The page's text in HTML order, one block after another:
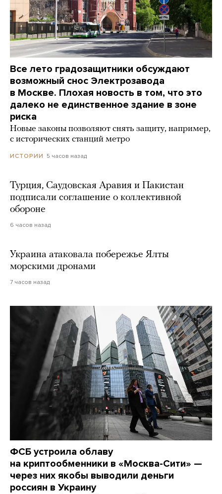
Все лето градозащитники обсуждают
возможный снос Электрозавода
в Москве. Плохая новость в том, что это
далеко не единственное здание в зоне
риска
Новые законы позволяют снять защиту, например,
с исторических станций метро
ИСТОРИИ 5 часов назад
Турция, Саудовская Аравия и Пакистан
подписали соглашение о коллективной
обороне
6 часов назад
Украина атаковала побережье Ялты
морскими дронами
7 часов назад
ФСБ устроила облаву
на криптообменники в «Москва-Сити» —
через них якобы выводили деньги
россиян в Украину